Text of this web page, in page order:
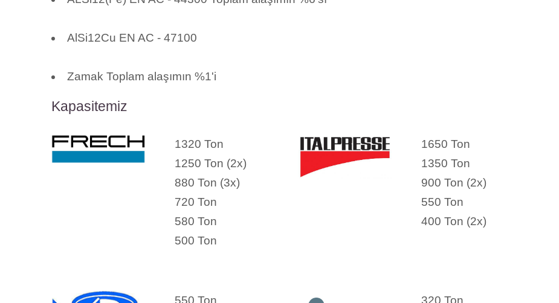
AlSi12Cu EN AC - 47100
Zamak Toplam alaşımın %1'i
Kapasitemiz
1320 Ton
1250 Ton (2x)
880 Ton (3x)
720 Ton
580 Ton
500 Ton
1650 Ton
1350 Ton
900 Ton (2x)
550 Ton
400 Ton (2x)
550 Ton
320 Ton